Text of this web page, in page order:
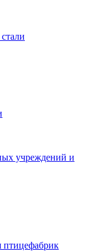
учреждений и
птицефабрик